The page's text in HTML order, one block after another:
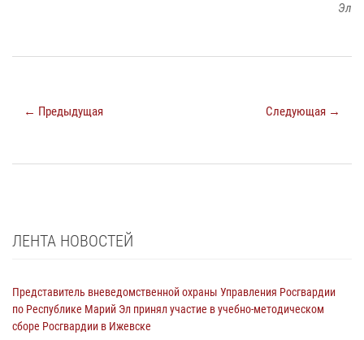
Эл
← Предыдущая Следующая →
ЛЕНТА НОВОСТЕЙ
Представитель вневедомственной охраны Управления Росгвардии
по Республике Марий Эл принял участие в учебно-методическом
сборе Росгвардии в Ижевске